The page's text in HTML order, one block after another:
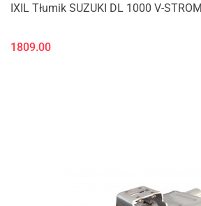
IXIL Tłumik SUZUKI DL 1000 V-
1809.00